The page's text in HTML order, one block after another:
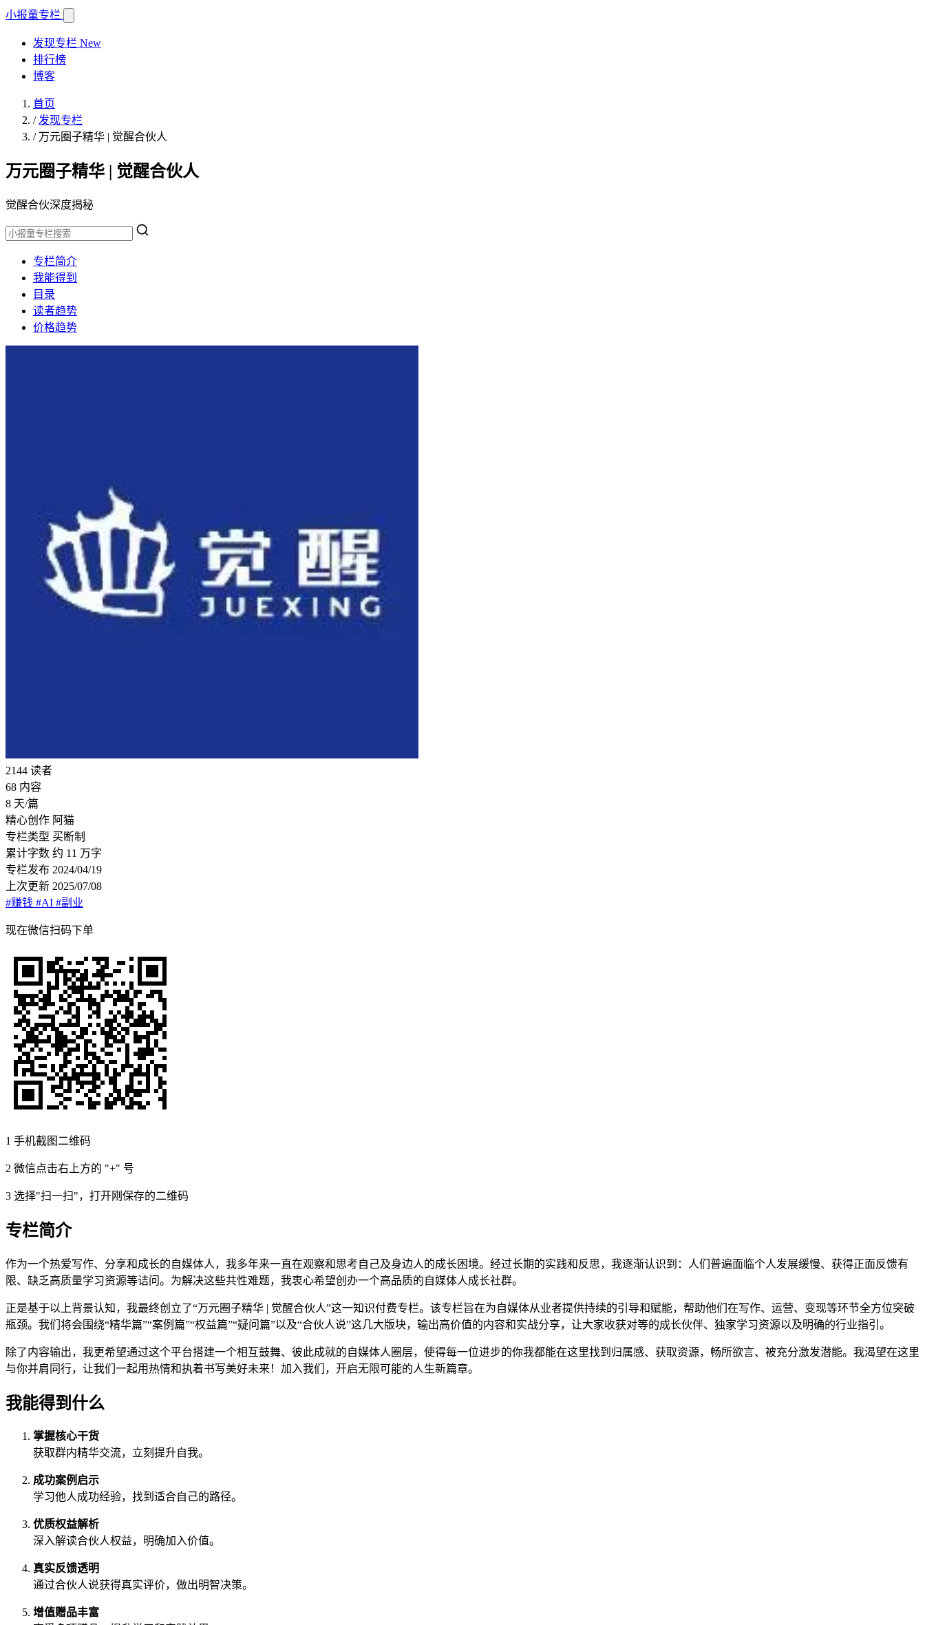
小报童专栏
发现专栏 New
排行榜
博客
首页
/ 发现专栏
/ 万元圈子精华 | 觉醒合伙人
万元圈子精华 | 觉醒合伙人
觉醒合伙深度揭秘
专栏简介
我能得到
目录
读者趋势
价格趋势
2144 读者
68 内容
8 天/篇
精心创作 阿猫
专栏类型 买断制
累计字数 约 11 万字
专栏发布 2024/04/19
上次更新 2025/07/08
#赚钱 #AI #副业
现在微信扫码下单
1 手机截图二维码
2 微信点击右上方的 "+" 号
3 选择"扫一扫"，打开刚保存的二维码
专栏简介
作为一个热爱写作、分享和成长的自媒体人，我多年来一直在观察和思考自己及身边人的成长困境。经过长期的实践和反思，我逐渐认识到：人们普遍面临个人发展缓慢、获得正面反馈有
限、缺乏高质量学习资源等诘问。为解决这些共性难题，我衷心希望创办一个高品质的自媒体人成长社群。
正是基于以上背景认知，我最终创立了“万元圈子精华 | 觉醒合伙人”这一知识付费专栏。该专栏旨在为自媒体从业者提供持续的引导和赋能，帮助他们在写作、运营、变现等环节全方位突破
瓶颈。我们将会围绕“精华篇”“案例篇”“权益篇”“疑问篇”以及“合伙人说”这几大版块，输出高价值的内容和实战分享，让大家收获对等的成长伙伴、独家学习资源以及明确的行业指引。
除了内容输出，我更希望通过这个平台搭建一个相互鼓舞、彼此成就的自媒体人圈层，使得每一位进步的你我都能在这里找到归属感、获取资源，畅所欲言、被充分激发潜能。我渴望在这里
与你并肩同行，让我们一起用热情和执着书写美好未来！加入我们，开启无限可能的人生新篇章。
我能得到什么
掌握核心干货
获取群内精华交流，立刻提升自我。
成功案例启示
学习他人成功经验，找到适合自己的路径。
优质权益解析
深入解读合伙人权益，明确加入价值。
真实反馈透明
通过合伙人说获得真实评价，做出明智决策。
增值赠品丰富